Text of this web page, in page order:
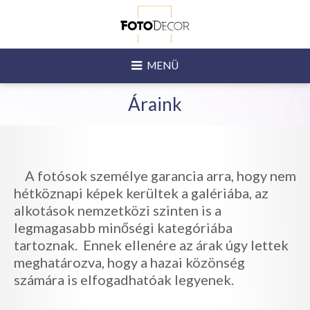
MENÜ
Áraink
A fotósok személye garancia arra, hogy nem
hétköznapi képek kerültek a galériába, az
alkotások nemzetközi szinten is a
legmagasabb minőségi kategóriába
tartoznak. Ennek ellenére az árak úgy lettek
meghatározva, hogy a hazai közönség
számára is elfogadhatóak legyenek.